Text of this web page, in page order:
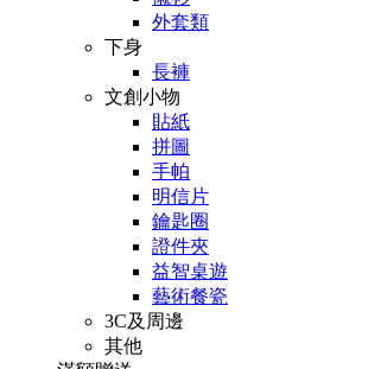
外套類
下身
長褲
文創小物
貼紙
拼圖
手帕
明信片
鑰匙圈
證件夾
益智桌遊
藝術餐瓷
3C及周邊
其他